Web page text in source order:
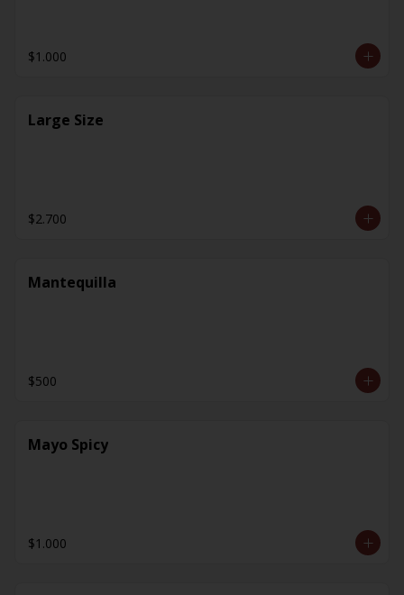
$1.000
Large Size
$2.700
Mantequilla
$500
Mayo Spicy
$1.000